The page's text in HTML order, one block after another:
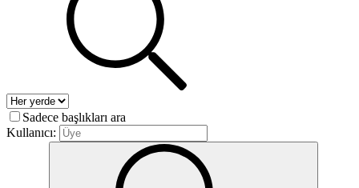
Sadece başlıkları ara
Kullanıcı: